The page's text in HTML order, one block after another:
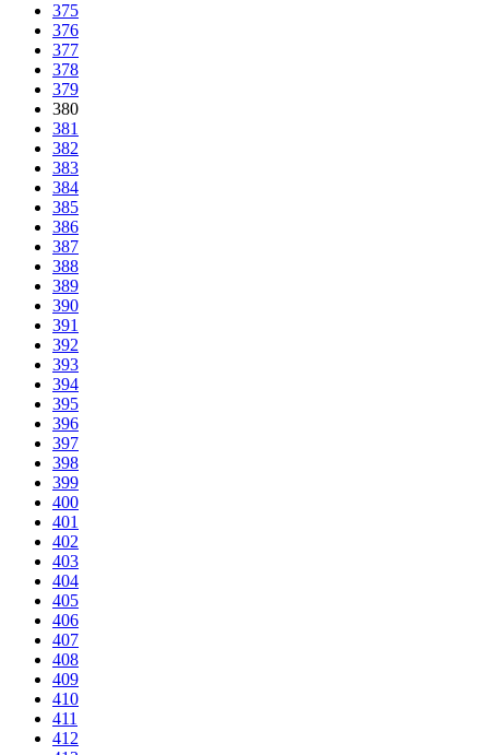
375
376
377
378
379
380
381
382
383
384
385
386
387
388
389
390
391
392
393
394
395
396
397
398
399
400
401
402
403
404
405
406
407
408
409
410
411
412